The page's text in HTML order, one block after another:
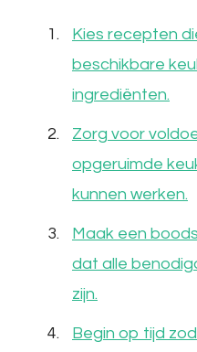
Kies recepten
beschikbare
ingrediënten.
Zorg voor
opgeruimde
kunnen werken.
Maak een
dat alle
zijn.
Begin op tijd